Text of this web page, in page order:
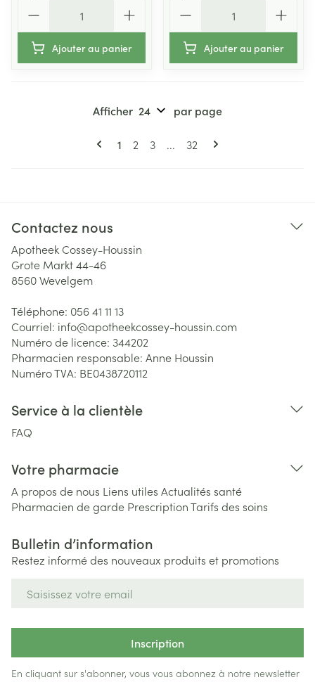
Ajouter au panier Ajouter au panier
Pages
Vous lisez actuellement la page
1 Page
2 Page
3 ... Page
32
Afficher par page
Contactez nous
Apotheek Cossey-Houssin
Grote Markt 44-46
8560Wevelgem
Téléphone: 056 41 11 13
Courriel: info@apotheekcossey-houssin.com
Numéro de licence: 344202
Pharmacien responsable: Anne Houssin
Numéro TVA: BE0438720112
Service à la clientèle
FAQ
Votre pharmacie
A propos de nous Liens utiles Actualités santé
Pharmacien de garde PrescriptionTarifs des soins
Bulletin d’information
Restez informé des nouveaux produits et promotions
Inscription
En cliquant sur s'abonner, vous vous abonnez à notre newsletter